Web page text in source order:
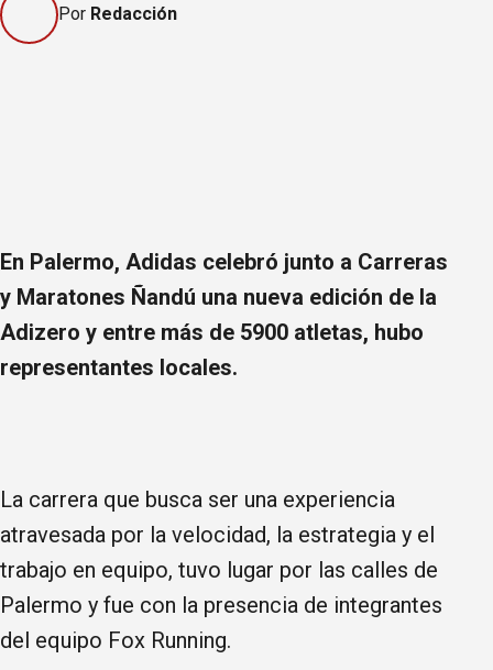
Por Redacción
En Palermo, Adidas celebró junto a Carreras
y Maratones Ñandú una nueva edición de la
Adizero y entre más de 5900 atletas, hubo
representantes locales.
La carrera que busca ser una experiencia
atravesada por la velocidad, la estrategia y el
trabajo en equipo, tuvo lugar por las calles de
Palermo y fue con la presencia de integrantes
del equipo Fox Running.